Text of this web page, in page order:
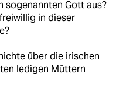
sogenannten Gott aus?
in dieser
über die irischen
ledigen Müttern